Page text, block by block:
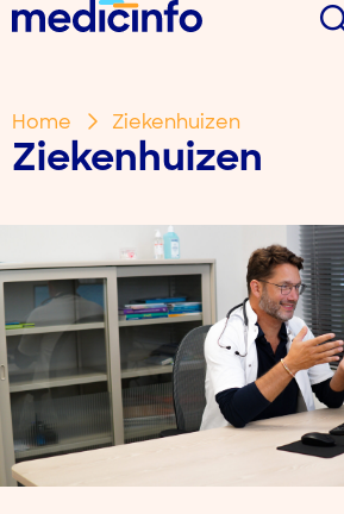
Home Ziekenhuizen
Ziekenhuizen